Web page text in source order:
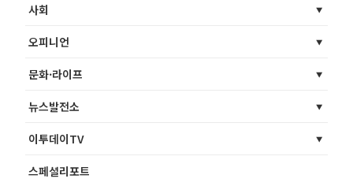
사회
오피니언
문화·라이프
뉴스발전소
이투데이TV
스페셜리포트